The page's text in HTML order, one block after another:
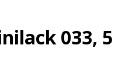
033, 5